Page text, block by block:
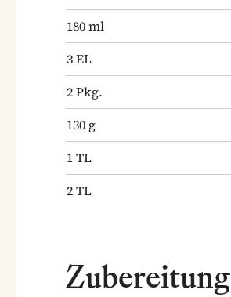
180ml
3EL
2Pkg.
130 g
1TL
2TL
Zubereitung